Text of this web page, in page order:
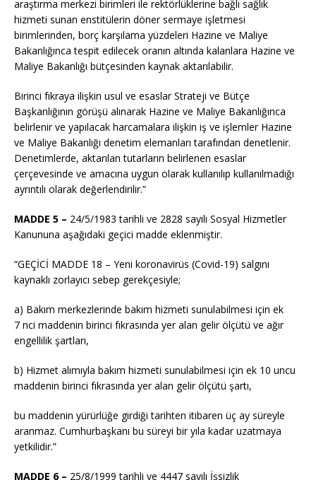
araştırma merkezi birimleri ile rektörlüklerine bağlı sağlık
hizmeti sunan enstitülerin döner sermaye işletmesi
birimlerinden, borç karşılama yüzdeleri Hazine ve Maliye
Bakanlığınca tespit edilecek oranın altında kalanlara Hazine ve
Maliye Bakanlığı bütçesinden kaynak aktarılabilir.
Birinci fıkraya ilişkin usul ve esaslar Strateji ve Bütçe
Başkanlığının görüşü alınarak Hazine ve Maliye Bakanlığınca
belirlenir ve yapılacak harcamalara ilişkin iş ve işlemler Hazine
ve Maliye Bakanlığı denetim elemanları tarafından denetlenir.
Denetimlerde, aktarılan tutarların belirlenen esaslar
çerçevesinde ve amacına uygun olarak kullanılıp kullanılmadığı
ayrıntılı olarak değerlendirilir.”
MADDE 5 – 24/5/1983 tarihli ve 2828 sayılı Sosyal Hizmetler
Kanununa aşağıdaki geçici madde eklenmiştir.
“GEÇİCİ MADDE 18 – Yeni koronavirüs (Covid-19) salgını
kaynaklı zorlayıcı sebep gerekçesiyle;
a) Bakım merkezlerinde bakım hizmeti sunulabilmesi için ek
7 nci maddenin birinci fıkrasında yer alan gelir ölçütü ve ağır
engellilik şartları,
b) Hizmet alımıyla bakım hizmeti sunulabilmesi için ek 10 uncu
maddenin birinci fıkrasında yer alan gelir ölçütü şartı,
bu maddenin yürürlüğe girdiği tarihten itibaren üç ay süreyle
aranmaz. Cumhurbaşkanı bu süreyi bir yıla kadar uzatmaya
yetkilidir.”
MADDE 6 – 25/8/1999 tarihli ve 4447 sayılı İşsizlik